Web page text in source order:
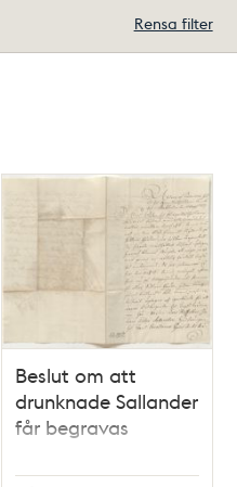
Rensa filter
Beslut om att
drunknade Sallander
får begravas